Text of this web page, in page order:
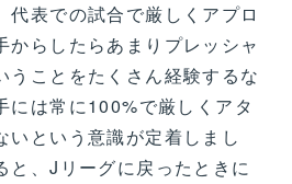
代表での試合で厳しくアプロ
からしたらあまりプレッシャ
うことをたくさん経験するな
には常に100%で厳しくアタ
いという意識が定着しまし
と、Jリーグに戻ったときに